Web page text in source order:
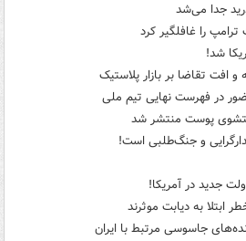
جدا می‌شد
را غافلگیر کرد
شد!
و افت تقاضا بر بازار پلاستیک
پوست منتشر شد
و جنگ‌طلبی است!
جدید در آمریکا!
به دیابت موثرند
جاسوسی مرتبط با ایران